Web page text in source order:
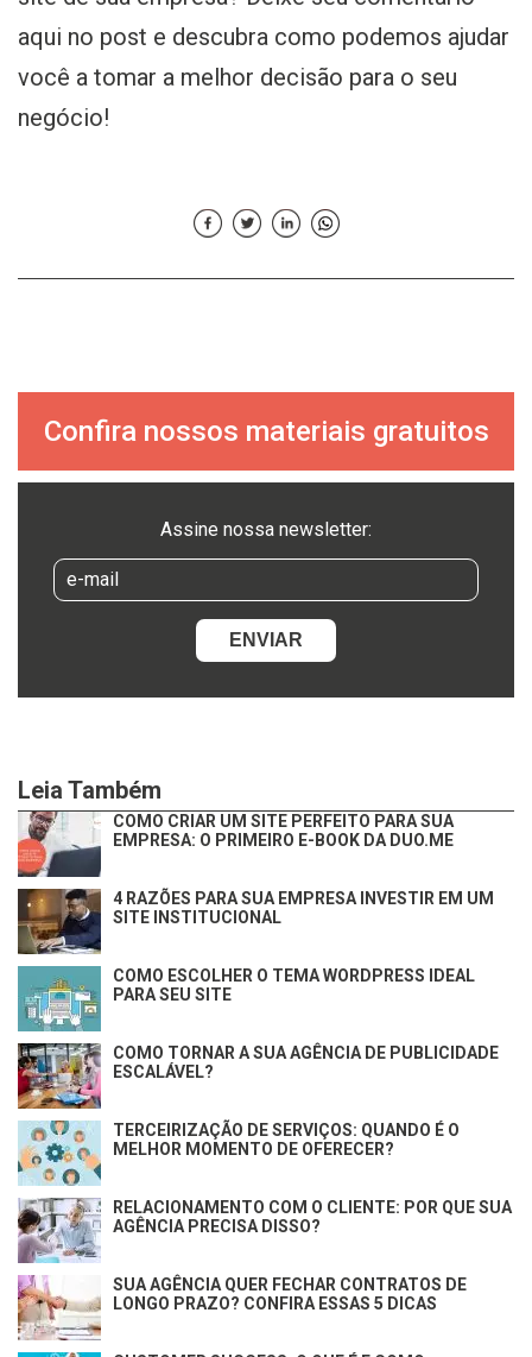
aqui no post e descubra como podemos ajudar
você a tomar a melhor decisão para o seu
negócio!
Confira nossos materiais gratuitos
Assine nossa newsletter:
Leia Também
COMO CRIAR UM SITE PERFEITO PARA SUA
EMPRESA: O PRIMEIRO E-BOOK DA DUO.ME
4 RAZÕES PARA SUA EMPRESA INVESTIR EM UM
SITE INSTITUCIONAL
COMO ESCOLHER O TEMA WORDPRESS IDEAL
PARA SEU SITE
COMO TORNAR A SUA AGÊNCIA DE PUBLICIDADE
ESCALÁVEL?
TERCEIRIZAÇÃO DE SERVIÇOS: QUANDO É O
MELHOR MOMENTO DE OFERECER?
RELACIONAMENTO COM O CLIENTE: POR QUE SUA
AGÊNCIA PRECISA DISSO?
SUA AGÊNCIA QUER FECHAR CONTRATOS DE
LONGO PRAZO? CONFIRA ESSAS 5 DICAS